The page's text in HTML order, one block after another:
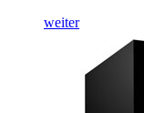
weiter